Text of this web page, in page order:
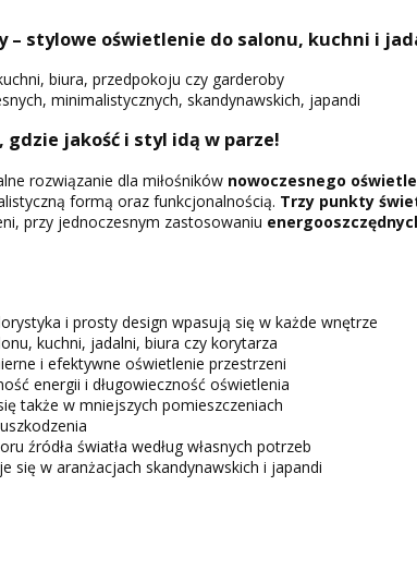
– stylowe oświetlenie do salonu, kuchni i
biura, przedpokoju czy garderoby
minimalistycznych, skandynawskich, japandi
gdzie jakość i styl idą w parze!
rozwiązanie dla miłośników nowoczesnego
formą oraz funkcjonalnością. Trzy punkty
przy jednoczesnym zastosowaniu
i prosty design wpasują się w każde wnętrze
kuchni, jadalni, biura czy korytarza
i efektywne oświetlenie przestrzeni
energii i długowieczność oświetlenia
także w mniejszych pomieszczeniach
źródła światła według własnych potrzeb
się w aranżacjach skandynawskich i japandi